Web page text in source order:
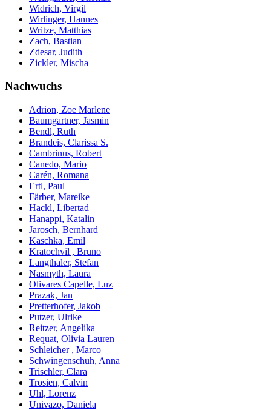
Widrich, Virgil
Wirlinger, Hannes
Writze, Matthias
Zach, Bastian
Zdesar, Judith
Zickler, Mischa
Nachwuchs
Adrion, Zoe Marlene
Baumgartner, Jasmin
Bendl, Ruth
Brandeis, Clarissa S.
Cambrinus, Robert
Canedo, Mario
Carén, Romana
Ertl, Paul
Färber, Mareike
Hackl, Libertad
Hanappi, Katalin
Jarosch, Bernhard
Kaschka, Emil
Kratochvil , Bruno
Langthaler, Stefan
Nasmyth, Laura
Olivares Capelle, Luz
Prazak, Jan
Pretterhofer, Jakob
Putzer, Ulrike
Reitzer, Angelika
Requat, Olivia Lauren
Schleicher , Marco
Schwingenschuh, Anna
Trischler, Clara
Trosien, Calvin
Uhl, Lorenz
Univazo, Daniela